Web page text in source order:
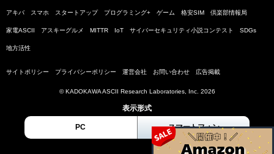
アキバ スマホ スタートアップ プログラミング+ ゲーム 格安SIM 倶楽部情報局
家電ASCII アスキーグルメ MITTR IoT サイバーセキュリティ小説コンテスト SDGs
地方活性
サイトポリシー プライバシーポリシー 運営会社 お問い合わせ 広告掲載
© KADOKAWA ASCII Research Laboratories, Inc. 2026
表示形式
PC スマートフォン